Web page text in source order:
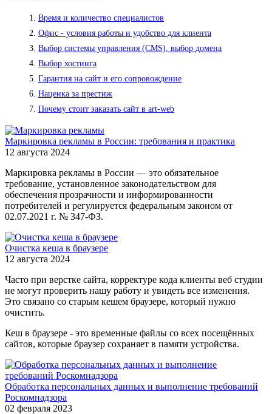
Время и количество специалистов
Офис - условия работы и удобство для клиента
Выбор системы управления (CMS), выбор домена
Выбор хостинга
Гарантия на сайт и его сопровождение
Наценка за престиж
Почему стоит заказать сайт в art-web
Маркировка рекламы в России: требования и практика
12 августа 2024
Маркировка рекламы в России — это обязательное
требование, установленное законодательством для
обеспечения прозрачности и информированности
потребителей и регулируется федеральным законом от
02.07.2021 г. № 347-ФЗ.
Очистка кеша в браузере
12 августа 2024
Часто при верстке сайта, корректуре кода клиенты веб студии
не могут проверить нашу работу и увидеть все изменения.
Это связано со старым кешем браузере, который нужно
очистить.
Кеш в браузере - это временные файлы со всех посещённых
сайтов, которые браузер сохраняет в памяти устройства.
Обработка персональных данных и выполнение требований
Роскомнадзора
02 февраля 2023